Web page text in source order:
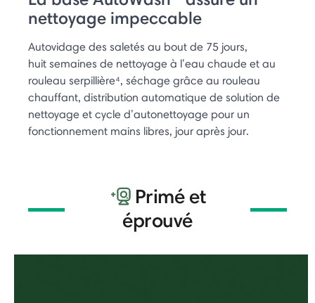
nettoyage impeccable
Autovidage des saletés au bout de 75 jours,
huit semaines de nettoyage à l’eau chaude et au
rouleau serpillière⁴, séchage grâce au rouleau
chauffant, distribution automatique de solution de
nettoyage et cycle d’autonettoyage pour un
fonctionnement mains libres, jour après jour.
Primé et
éprouvé